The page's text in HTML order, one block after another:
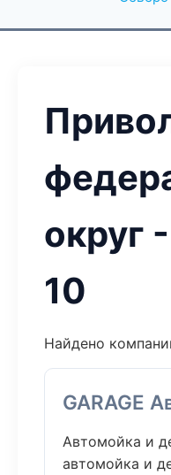
округ
10
Найдено
GARAGE
Автомойка и
автомойка и